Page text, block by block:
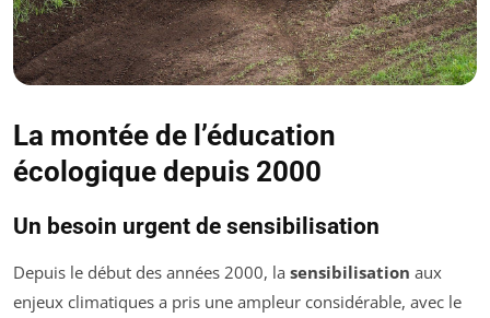
La montée de l’éducation
écologique depuis 2000
Un besoin urgent de sensibilisation
Depuis le début des années 2000, la sensibilisation aux
enjeux climatiques a pris une ampleur considérable, avec le